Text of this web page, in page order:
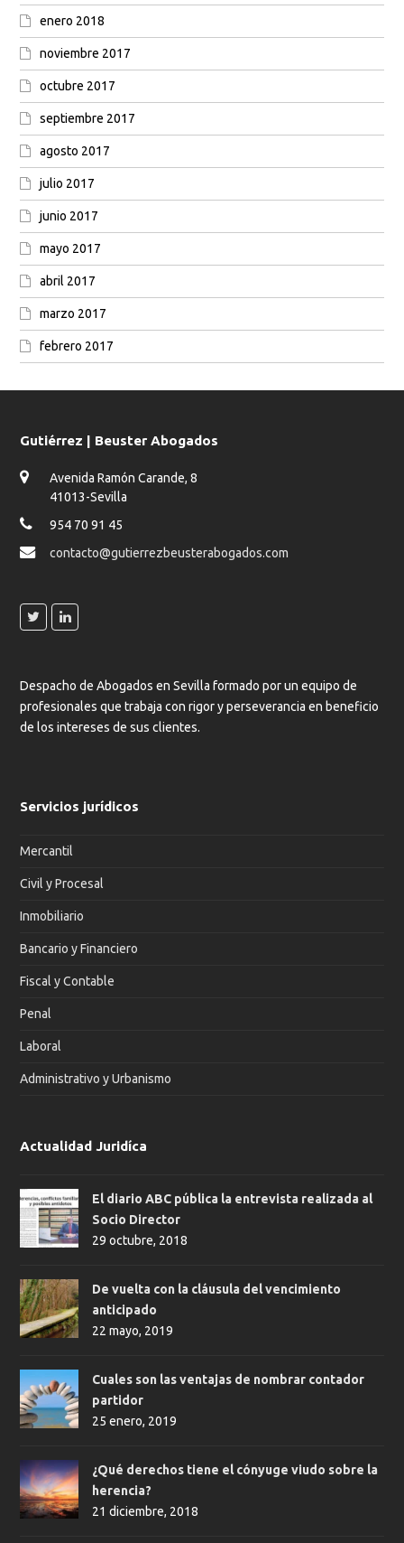
enero 2018
noviembre 2017
octubre 2017
septiembre 2017
agosto 2017
julio 2017
junio 2017
mayo 2017
abril 2017
marzo 2017
febrero 2017
Gutiérrez | Beuster Abogados
Avenida Ramón Carande, 8
41013-Sevilla
954 70 91 45
contacto@gutierrezbeusterabogados.com
Despacho de Abogados en Sevilla formado por un equipo de
profesionales que trabaja con rigor y perseverancia en beneficio
de los intereses de sus clientes.
Servicios jurídicos
Mercantil
Civil y Procesal
Inmobiliario
Bancario y Financiero
Fiscal y Contable
Penal
Laboral
Administrativo y Urbanismo
Actualidad Juridíca
El diario ABC pública la entrevista realizada al
Socio Director
29 octubre, 2018
De vuelta con la cláusula del vencimiento
anticipado
22 mayo, 2019
Cuales son las ventajas de nombrar contador
partidor
25 enero, 2019
¿Qué derechos tiene el cónyuge viudo sobre la
herencia?
21 diciembre, 2018